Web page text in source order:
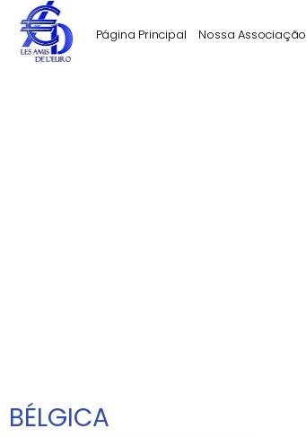
Página Principal Nossa Associação
BÉLGICA